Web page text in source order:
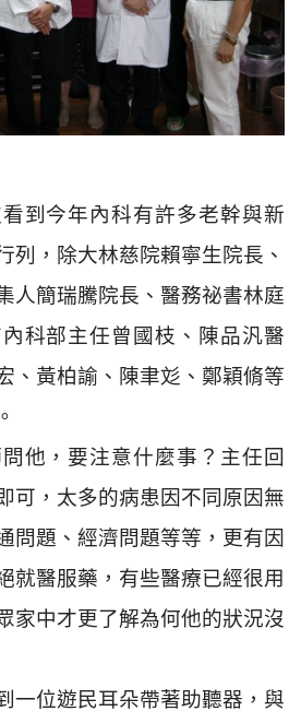
到今年內科有許多老幹與新
列，除大林慈院賴寧生院長、
人簡瑞騰院長、醫務祕書林庭
科部主任曾國枝、陳品汎醫
、黃柏諭、陳聿彣、鄭穎脩等
他，要注意什麼事？主任回
可，太多的病患因不同原因無
問題、經濟問題等等，更有因
就醫服藥，有些醫療已經很用
家中才更了解為何他的狀況沒
一位遊民耳朵帶著助聽器，與